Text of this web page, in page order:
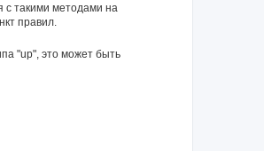
с такими методами на
правил.
"up", это может быть